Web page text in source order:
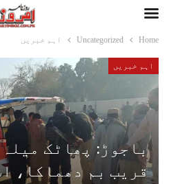
Home
Uncategorized اہم خبریں
اہم خبریں
باجوڑ: پھاٹک
قریب بم دھماکا،